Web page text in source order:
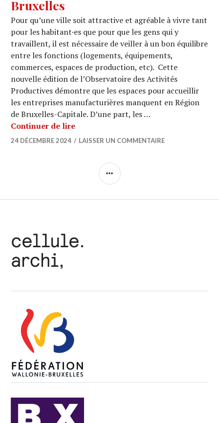
Bruxelles
Pour qu’une ville soit attractive et agréable à vivre tant
pour les habitant·es que pour que les gens qui y
travaillent, il est nécessaire de veiller à un bon équilibre
entre les fonctions (logements, équipements,
commerces, espaces de production, etc). Cette
nouvelle édition de l’Observatoire des Activités
Productives démontre que les espaces pour accueillir
les entreprises manufacturières manquent en Région
de Bruxelles-Capitale. D’une part, les …
Continuer de lireProduire localement : un défi pour
24 DÉCEMBRE 2024 LAISSER UN COMMENTAIRE
COLONNE